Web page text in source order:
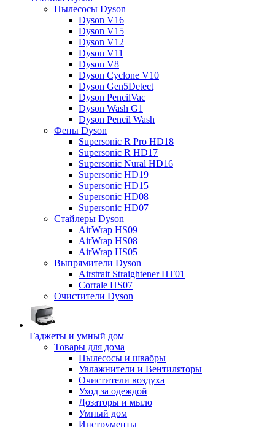
Пылесосы Dyson
Dyson V16
Dyson V15
Dyson V12
Dyson V11
Dyson V8
Dyson Cyclone V10
Dyson Gen5Detect
Dyson PencilVac
Dyson Wash G1
Dyson Pencil Wash
Фены Dyson
Supersonic R Pro HD18
Supersonic R HD17
Supersonic Nural HD16
Supersonic HD19
Supersonic HD15
Supersonic HD08
Supersonic HD07
Стайлеры Dyson
AirWrap HS09
AirWrap HS08
AirWrap HS05
Выпрямители Dyson
Airstrait Straightener HT01
Corrale HS07
Очистители Dyson
Гаджеты и умный дом
Товары для дома
Пылесосы и швабры
Увлажнители и Вентиляторы
Очистители воздуха
Уход за одеждой
Дозаторы и мыло
Умный дом
Инструменты